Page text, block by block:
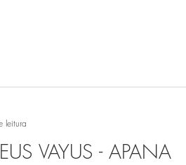
VAYUS - APANA
leitura